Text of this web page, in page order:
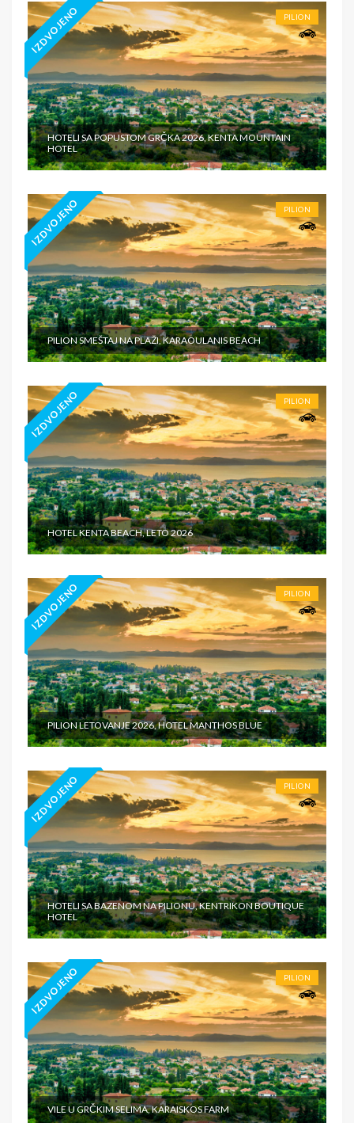
IZDVOJENO PILION
HOTELI SA POPUSTOM GRČKA 2026, KENTA MOUNTAIN
HOTEL
IZDVOJENO PILION
PILION SMEŠTAJ NA PLAŽI, KARAOULANIS BEACH
IZDVOJENO PILION
HOTEL KENTA BEACH, LETO 2026
IZDVOJENO PILION
PILION LETOVANJE 2026, HOTEL MANTHOS BLUE
IZDVOJENO PILION
HOTELI SA BAZENOM NA PILIONU, KENTRIKON BOUTIQUE
HOTEL
IZDVOJENO PILION
VILE U GRČKIM SELIMA, KARAISKOS FARM